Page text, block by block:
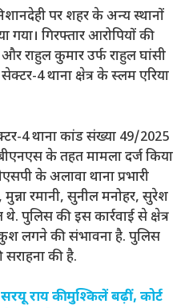
पर शहर के अन्य स्थानों
गया। गिरफ्तार आरोपियों की
राहुल कुमार उर्फ राहुल घांसी
4 थाना क्षेत्र के स्लम एरिया
4 थाना कांड संख्या 49/2025
के तहत मामला दर्ज किया
के अलावा थाना प्रभारी
रमानी, सुनील मनोहर, सुरेश
पुलिस की इस कार्रवाई से क्षेत्र
लगने की संभावना है. पुलिस
की है.
राय की मुश्किलें बढ़ीं, कोर्ट